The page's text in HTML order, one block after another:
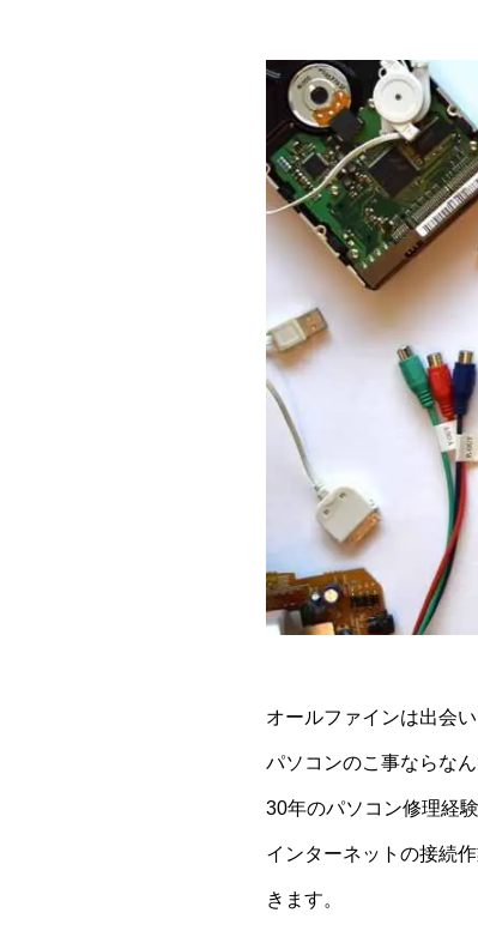
オールファインは出会
パソコンのこ事ならな
30年のパソコン修理経
インターネットの接続
きます。